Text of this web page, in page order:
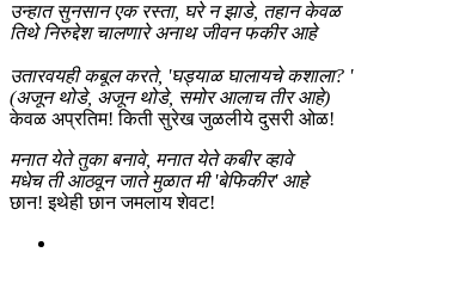
उन्हात सुनसान एक रस्ता, घरे न झाडे, तहान केवळ
तिथे निरुद्देश चालणारे अनाथ जीवन फकीर आहे
उतारवयही कबूल करते, 'घड्याळ घालायचे कशाला? '
(अजून थोडे, अजून थोडे, समोर आलाच तीर आहे)
केवळ अप्रतिम! किती सुरेख जुळलीये दुसरी ओळ!
मनात येते तुका बनावे, मनात येते कबीर व्हावे
मधेच ती आठवून जाते मुळात मी 'बेफिकीर' आहे
छान! इथेही छान जमलाय शेवट!